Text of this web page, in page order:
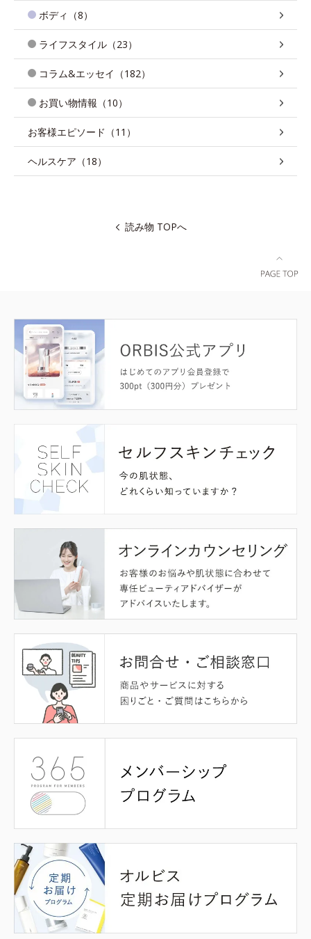
ボディ（8）
ライフスタイル（23）
コラム&エッセイ（182）
お買い物情報（10）
お客様エピソード（11）
ヘルスケア（18）
読み物 TOPへ